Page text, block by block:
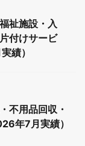
祉施設・入
付けサービ
績）
不用品回収・
年7月実績）